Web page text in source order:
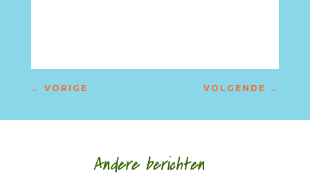
← VORIGE VOLGENDE →
Andere berichten